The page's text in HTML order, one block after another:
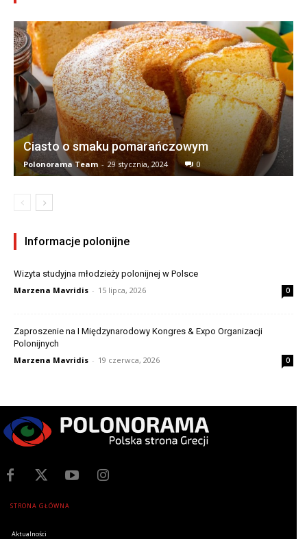
Ciasto o smaku pomarańczowym
Polonorama Team - 29 stycznia, 2024 0
Informacje polonijne
Wizyta studyjna młodzieży polonijnej w Polsce
Marzena Mavridis - 15 lipca, 2026 0
Zaproszenie na I Międzynarodowy Kongres & Expo Organizacji
Polonijnych
Marzena Mavridis - 19 czerwca, 2026 0
STRONA GŁÓWNA
Aktualności